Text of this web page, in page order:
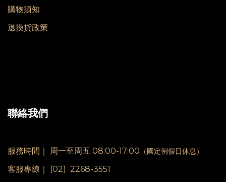
購物須知
退換貨政策
聯絡我們
服務時間｜ 周一至周五 08:00-17:00 （國定例假日休息）
客服專線｜ (02) 2268-3551